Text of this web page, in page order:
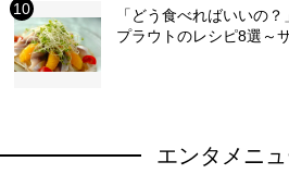
「どう食べればいいの
プラウトのレシピ8選～
エンタメニ